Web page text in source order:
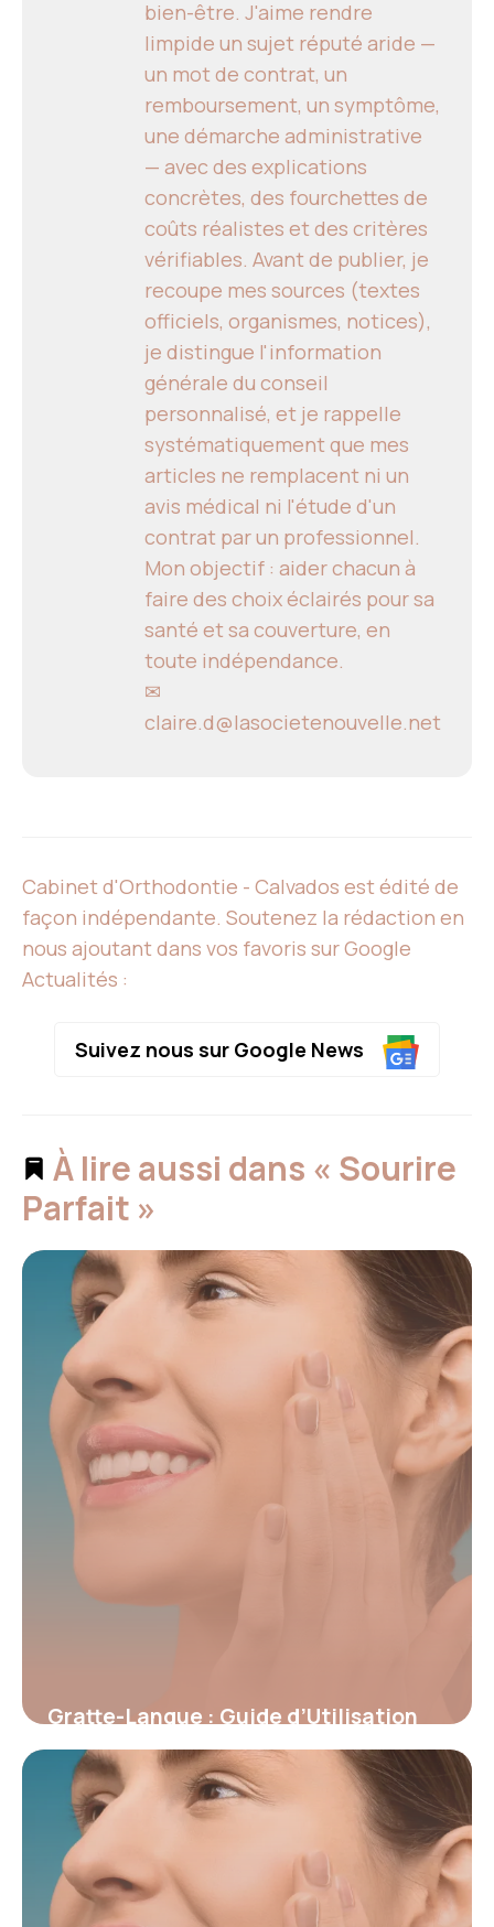
bien-être. J'aime rendre
limpide un sujet réputé aride —
un mot de contrat, un
remboursement, un symptôme,
une démarche administrative
— avec des explications
concrètes, des fourchettes de
coûts réalistes et des critères
vérifiables. Avant de publier, je
recoupe mes sources (textes
officiels, organismes, notices),
je distingue l'information
générale du conseil
personnalisé, et je rappelle
systématiquement que mes
articles ne remplacent ni un
avis médical ni l'étude d'un
contrat par un professionnel.
Mon objectif : aider chacun à
faire des choix éclairés pour sa
santé et sa couverture, en
toute indépendance.
✉
claire.d@lasocietenouvelle.net
Cabinet d'Orthodontie - Calvados est édité de
façon indépendante. Soutenez la rédaction en
nous ajoutant dans vos favoris sur Google
Actualités :
Suivez nous sur Google News
À lire aussi dans « Sourire
Parfait »
Gratte-Langue : Guide d’Utilisation
Complet
25 juin 2026